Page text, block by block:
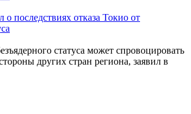
о последствиях отказа Токио от
статуса может спровоцировать
других стран региона, заявил в